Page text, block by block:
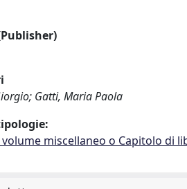
Gatti, Maria Paola
volume miscellaneo o Capitolo di